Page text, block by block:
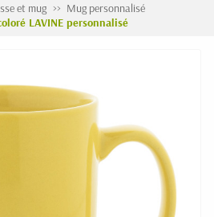
et mug
Mug personnalisé
LAVINE personnalisé